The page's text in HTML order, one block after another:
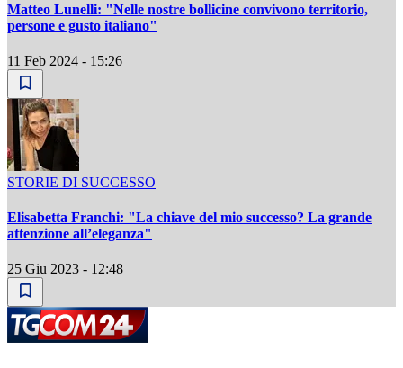
Matteo Lunelli: "Nelle nostre bollicine convivono territorio,
persone e gusto italiano"
11 Feb 2024 - 15:26
STORIE DI SUCCESSO
Elisabetta Franchi: "La chiave del mio successo? La grande
attenzione all’eleganza"
25 Giu 2023 - 12:48